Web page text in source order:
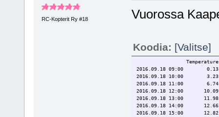
RC-Kopterit Ry #18 Vuorossa
Koodia: [Valitse]
Temperature DewPoint
2016.09.18
2016.09.18
2016.09.18
2016.09.18
2016.09.18
2016.09.18
2016.09.18